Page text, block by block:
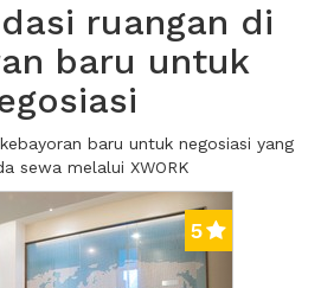
ruangan di
baru untuk
baru untuk negosiasi yang
sewa melalui XWORK
Next2
5